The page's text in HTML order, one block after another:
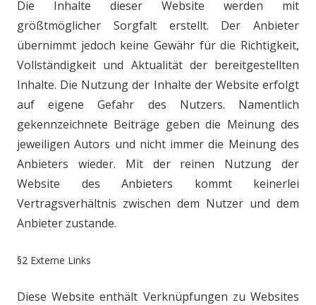
Die Inhalte dieser Website werden mit
größtmöglicher Sorgfalt erstellt. Der Anbieter
übernimmt jedoch keine Gewähr für die Richtigkeit,
Vollständigkeit und Aktualität der bereitgestellten
Inhalte. Die Nutzung der Inhalte der Website erfolgt
auf eigene Gefahr des Nutzers. Namentlich
gekennzeichnete Beiträge geben die Meinung des
jeweiligen Autors und nicht immer die Meinung des
Anbieters wieder. Mit der reinen Nutzung der
Website des Anbieters kommt keinerlei
Vertragsverhältnis zwischen dem Nutzer und dem
Anbieter zustande.
§2 Externe Links
Diese Website enthält Verknüpfungen zu Websites